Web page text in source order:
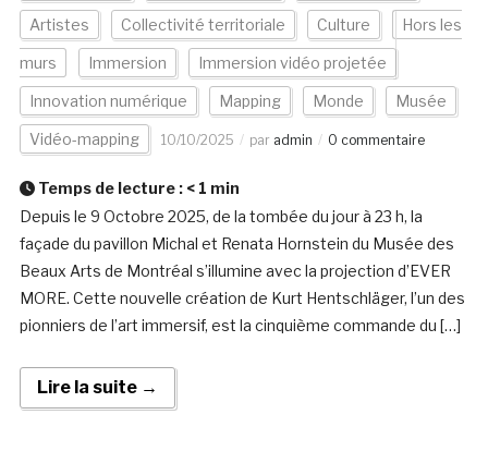
Artistes Collectivité territoriale Culture Hors les
murs Immersion Immersion vidéo projetée
Innovation numérique Mapping Monde Musée
Vidéo-mapping 10/10/2025 par admin 0 commentaire
Temps de lecture : < 1 min
Depuis le 9 Octobre 2025, de la tombée du jour à 23 h, la
façade du pavillon Michal et Renata Hornstein du Musée des
Beaux Arts de Montréal s’illumine avec la projection d’EVER
MORE. Cette nouvelle création de Kurt Hentschläger, l’un des
pionniers de l’art immersif, est la cinquième commande du […]
Lire la suite →